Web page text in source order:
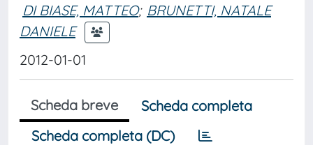
DI BIASE, MATTEO; BRUNETTI, NATALE
DANIELE
2012-01-01
Scheda breve
Scheda completa
Scheda completa (DC)